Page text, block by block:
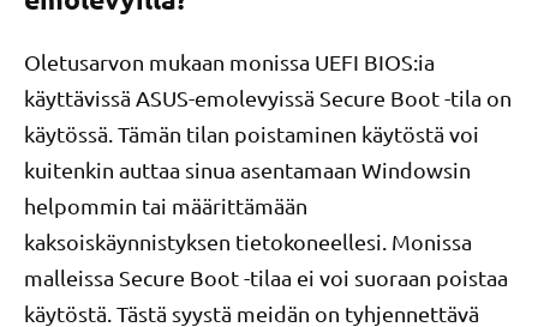
Oletusarvon mukaan monissa UEFI BIOS:ia
käyttävissä ASUS-emolevyissä Secure Boot -tila on
käytössä. Tämän tilan poistaminen käytöstä voi
kuitenkin auttaa sinua asentamaan Windowsin
helpommin tai määrittämään
kaksoiskäynnistyksen tietokoneellesi. Monissa
malleissa Secure Boot -tilaa ei voi suoraan poistaa
käytöstä. Tästä syystä meidän on tyhjennettävä